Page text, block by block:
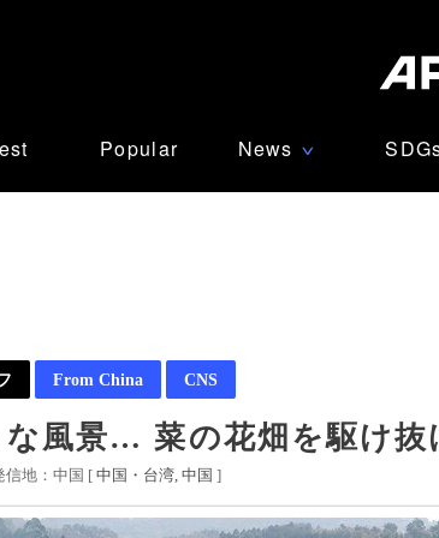
Popular News ∨
From China CNS
風景… 菜の花畑を駆け抜
信地：中国 [ 中国・台湾 中国 ]